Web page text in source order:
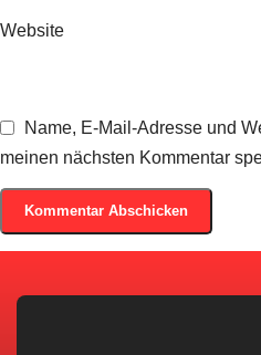
Website
Name, E-Mail-Adresse und
meinen nächsten Kommentar